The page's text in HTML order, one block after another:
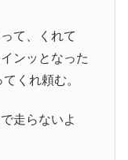
て、くれて
ンッとなった
くれ頼む。
走らないよ